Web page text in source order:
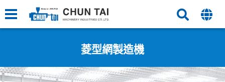
菱型網製造機